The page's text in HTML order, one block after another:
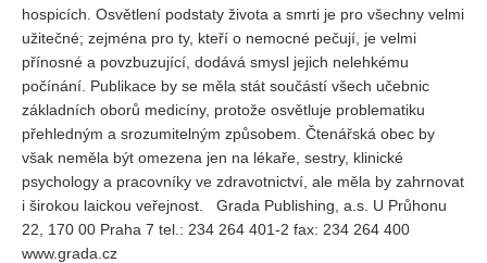
Vydání 4-2017
Vydání 3-2017
Vydání 2-2017
Vydání 1-2017
Vydání 4-2016
Archiv
EDITOŘI
hospicích. Osvětlení podstaty života a smrti je pro všechny velmi
užitečné; zejména pro ty, kteří o nemocné pečují, je velmi
přínosné a povzbuzující, dodává smysl jejich nelehkému
počínání. Publikace by se měla stát součástí všech učebnic
základních oborů medicíny, protože osvětluje problematiku
přehledným a srozumitelným způsobem. Čtenářská obec by
však neměla být omezena jen na lékaře, sestry, klinické
psychology a pracovníky ve zdravotnictví, ale měla by zahrnovat
i širokou laickou veřejnost. Grada Publishing, a.s. U Průhonu
22, 170 00 Praha 7 tel.: 234 264 401-2 fax: 234 264 400
www.grada.cz